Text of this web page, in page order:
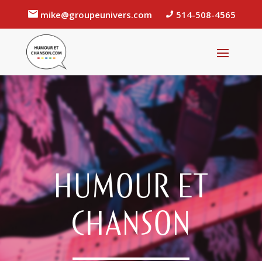
mike@groupeunivers.com 514-508-4565
HUMOUR ET
CHANSON